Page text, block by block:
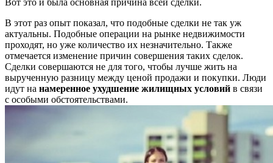
Вот это и была основная причина всей сделки.
В этот раз опыт показал, что подобные сделки не так уж
актуальны. Подобные операции на рынке недвижимости
проходят, но уже количество их незначительно. Также
отмечается изменение причин совершения таких сделок.
Сделки совершаются не для того, чтобы лучше жить на
вырученную разницу между ценой продажи и покупки. Люди
идут на намеренное ухудшение жилищных условий в связи
с особыми обстоятельствами.